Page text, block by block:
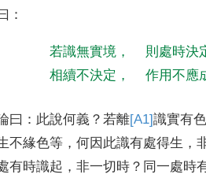
：
若識無實境 ，
則處時決
相續不決定 ， 作用不應
曰 ： 此說何義 ？若離[A1]識實有
不緣色等 ，何因此識有處得生 ，
有時識起 ，非一切時 ？ 同一處時